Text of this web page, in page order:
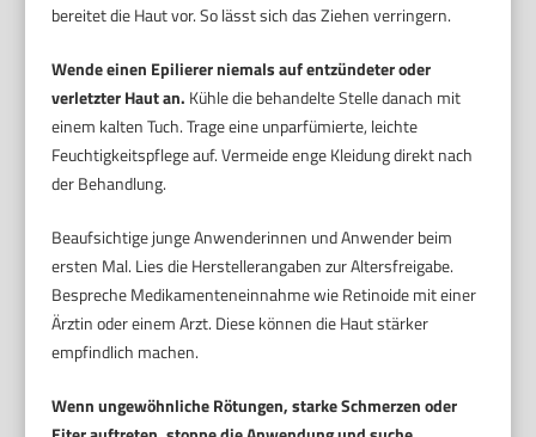
bereitet die Haut vor. So lässt sich das Ziehen verringern.
Wende einen Epilierer niemals auf entzündeter oder
verletzter Haut an. Kühle die behandelte Stelle danach mit
einem kalten Tuch. Trage eine unparfümierte, leichte
Feuchtigkeitspflege auf. Vermeide enge Kleidung direkt nach
der Behandlung.
Beaufsichtige junge Anwenderinnen und Anwender beim
ersten Mal. Lies die Herstellerangaben zur Altersfreigabe.
Bespreche Medikamenteneinnahme wie Retinoide mit einer
Ärztin oder einem Arzt. Diese können die Haut stärker
empfindlich machen.
Wenn ungewöhnliche Rötungen, starke Schmerzen oder